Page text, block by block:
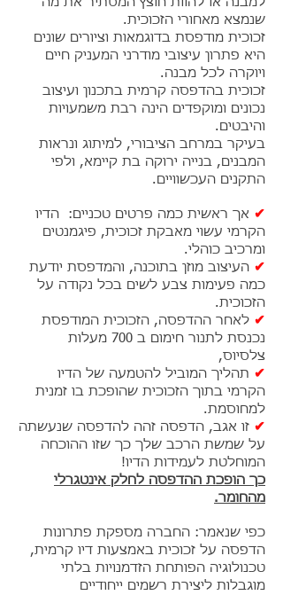
שנמצא מאחורי הזכוכית.
זכוכית מודפסת בדוגמאות וציורים שונים
היא פתרון עיצובי מודרני המעניק חיים
ויוקרה לכל מבנה.
זכוכית בהדפסה קרמית בתכנון ועיצוב
נכונים ומוקפדים הינה רבת משמעויות
והיבטים.
בעיקר במרחב הציבורי, למיתוג ונראות
המבנים, בנייה ירוקה בת קיימא, ולפי
התקנים העכשוויים.
✔ אך ראשית כמה פרטים טכניים: הדיו
הקרמי עשוי מאבקת זכוכית, פיגמנטים
ומרכיב כוהלי.
✔ העיצוב מוזן בתוכנה, והמדפסת יודעת
כמה פעימות צבע לשים בכל נקודה על
הזכוכית.
✔ לאחר ההדפסה, הזכוכית המודפסת
נכנסת לתנור חימום ב 700 מעלות
צלסיוס,
✔ תהליך המוביל להטמעה של הדיו
הקרמי בתוך הזכוכית שהופכת בו זמנית
למחוסמת.
✔ זו אגב, הדפסה זהה להדפסה שנעשתה
על שמשת הרכב שלך כך שזו ההוכחה
המוחלטת לעמידות הדיו!
כך הופכת ההדפסה לחלק אינטגרלי
מהחומר.
כפי שנאמר: החברה מספקת פתרונות
הדפסה על זכוכית באמצעות דיו קרמית,
טכנולוגיה הפותחת הזדמנויות בלתי
מוגבלות ליצירת רשמים ייחודיים